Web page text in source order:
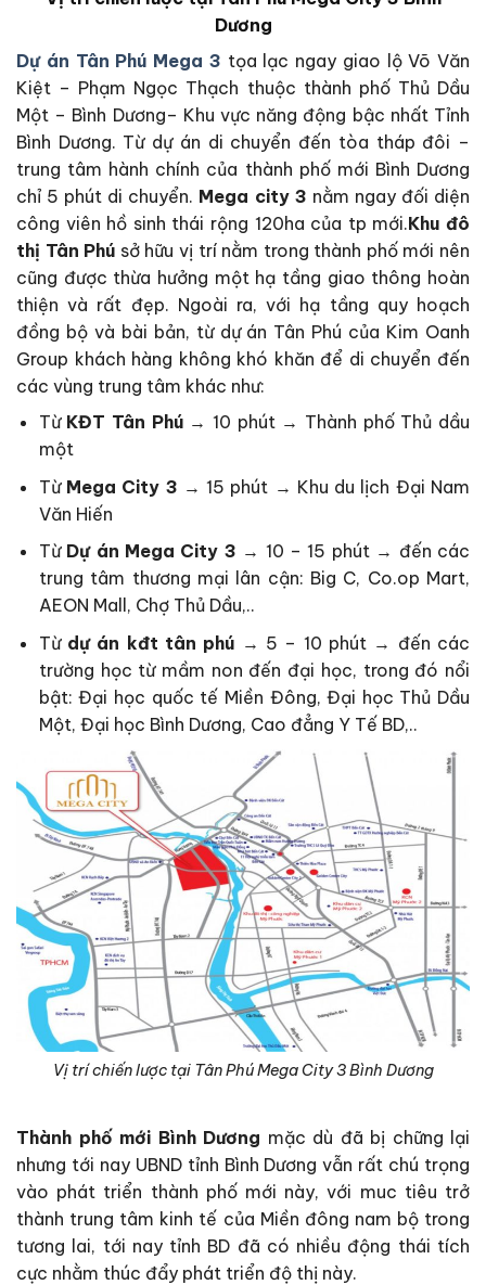
Dương
Dự án Tân Phú Mega 3 tọa lạc ngay giao lộ Võ Văn
Kiệt – Phạm Ngọc Thạch thuộc thành phố Thủ Dầu
Một – Bình Dương– Khu vực năng động bậc nhất Tỉnh
Bình Dương. Từ dự án di chuyển đến tòa tháp đôi –
trung tâm hành chính của thành phố mới Bình Dương
chỉ 5 phút di chuyển. Mega city 3 nằm ngay đối diện
công viên hồ sinh thái rộng 120ha của tp mới.Khu đô
thị Tân Phú sở hữu vị trí nằm trong thành phố mới nên
cũng được thừa hưởng một hạ tầng giao thông hoàn
thiện và rất đẹp. Ngoài ra, với hạ tầng quy hoạch
đồng bộ và bài bản, từ dự án Tân Phú của Kim Oanh
Group khách hàng không khó khăn để di chuyển đến
các vùng trung tâm khác như:
Từ KĐT Tân Phú→ 10 phút → Thành phố Thủ dầu
một
Từ Mega City 3 → 15 phút → Khu du lịch Đại Nam
Văn Hiến
Từ Dự án Mega City 3 → 10 – 15 phút → đến các
trung tâm thương mại lân cận: Big C, Co.op Mart,
AEON Mall, Chợ Thủ Dầu,..
Từ dự án kđt tân phú → 5 – 10 phút → đến các
trường học từ mầm non đến đại học, trong đó nổi
bật: Đại học quốc tế Miền Đông, Đại học Thủ Dầu
Một, Đại học Bình Dương, Cao đẳng Y Tế BD,..
Vị trí chiến lược tại Tân Phú Mega City 3 Bình Dương
Thành phố mới Bình Dương mặc dù đã bị chững lại
nhưng tới nay UBND tỉnh Bình Dương vẫn rất chú trọng
vào phát triển thành phố mới này, với muc tiêu trở
thành trung tâm kinh tế của Miền đông nam bộ trong
tương lai, tới nay tỉnh BD đã có nhiều động thái tích
cực nhằm thúc đẩy phát triển độ thị này.